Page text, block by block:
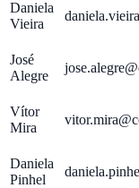
Daniela
Vieira
José
Alegre
Vítor
Mira
Daniela
Pinhel